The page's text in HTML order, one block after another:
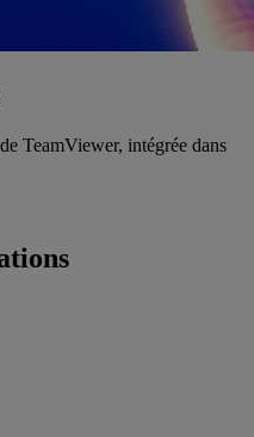
TeamViewer, intégrée dans